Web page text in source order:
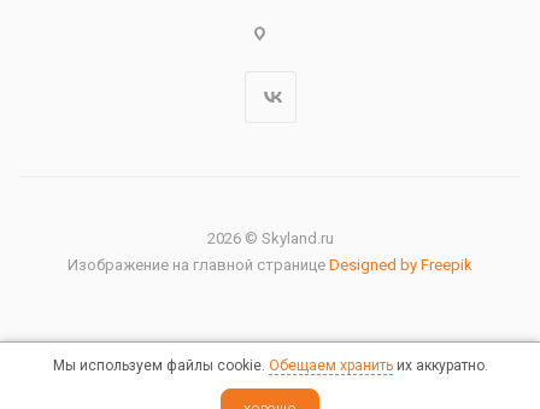
2026 © Skyland.ru
Изображение на главной странице Designed by Freepik
Правовая информация
Мы используем файлы cookie. Обещаем хранитьих аккуратно.